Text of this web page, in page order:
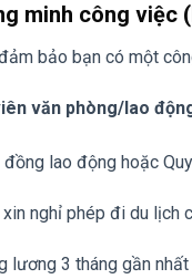
minh công việc
bảo bạn có một
văn phòng/lao
đồng lao động hoặc
nghỉ phép đi du lịch
lương 3 tháng gần